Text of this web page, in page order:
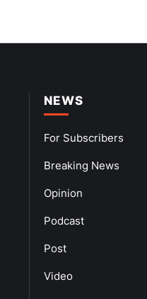
NEWS
For Subscribers
Breaking News
Opinion
Podcast
Post
Video